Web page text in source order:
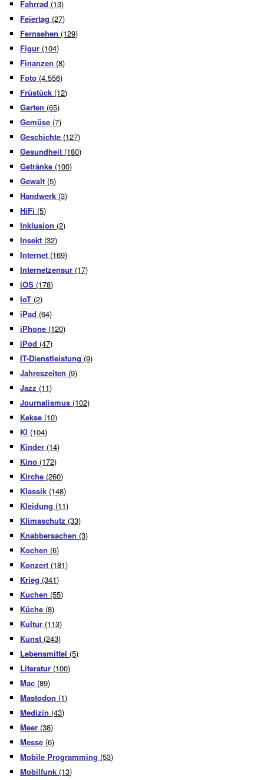
Fahrrad (13)
Feiertag (27)
Fernsehen (129)
Figur (104)
Finanzen (8)
Foto (4.556)
Früstück (12)
Garten (65)
Gemüse (7)
Geschichte (127)
Gesundheit (180)
Getränke (100)
Gewalt (5)
Handwerk (3)
HiFi (5)
Inklusion (2)
Insekt (32)
Internet (169)
Internetzensur (17)
iOS (178)
IoT (2)
iPad (64)
iPhone (120)
iPod (47)
IT-Dienstleistung (9)
Jahreszeiten (9)
Jazz (11)
Journalismus (102)
Kekse (10)
KI (104)
Kinder (14)
Kino (172)
Kirche (260)
Klassik (148)
Kleidung (11)
Klimaschutz (33)
Knabbersachen (3)
Kochen (6)
Konzert (181)
Krieg (341)
Kuchen (55)
Küche (8)
Kultur (113)
Kunst (243)
Lebensmittel (5)
Literatur (100)
Mac (89)
Mastodon (1)
Medizin (43)
Meer (38)
Messe (6)
Mobile Programming (53)
Mobilfunk (13)